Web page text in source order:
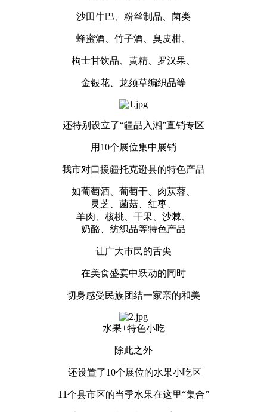
沙田牛巴、粉丝制品、菌类
蜂蜜酒、竹子酒、臭皮柑、
枸士甘饮品、黄精、罗汉果、
金银花、龙须草编织品等
还特别设立了“疆品入湘”直销专区
用10个展位集中展销
我市对口援疆托克逊县的特色产品
如葡萄酒、葡萄干、肉苁蓉、
灵芝、菌菇、红枣、
羊肉、核桃、干果、沙棘、
奶酪、纺织品等特色产品
让广大市民的舌尖
在美食盛宴中跃动的同时
切身感受民族团结一家亲的和美
水果+特色小吃
除此之外
还设置了10个展位的水果小吃区
11个县市区的当季水果在这里“集合”